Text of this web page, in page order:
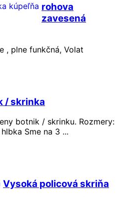
rohova
zavesená
, plne funkčná, Volat
/ skrinka
botnik / skrinku. Rozmery:
Sme na 3 ...
Vysoká policová skriňa